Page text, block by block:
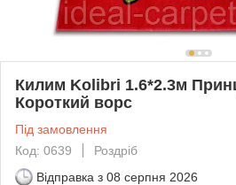
Килим Kolibri 1.6*2.3м
Короткий ворс
Під замовлення
Код: 0639
Роздріб
Відправка з 08 серпня 2026